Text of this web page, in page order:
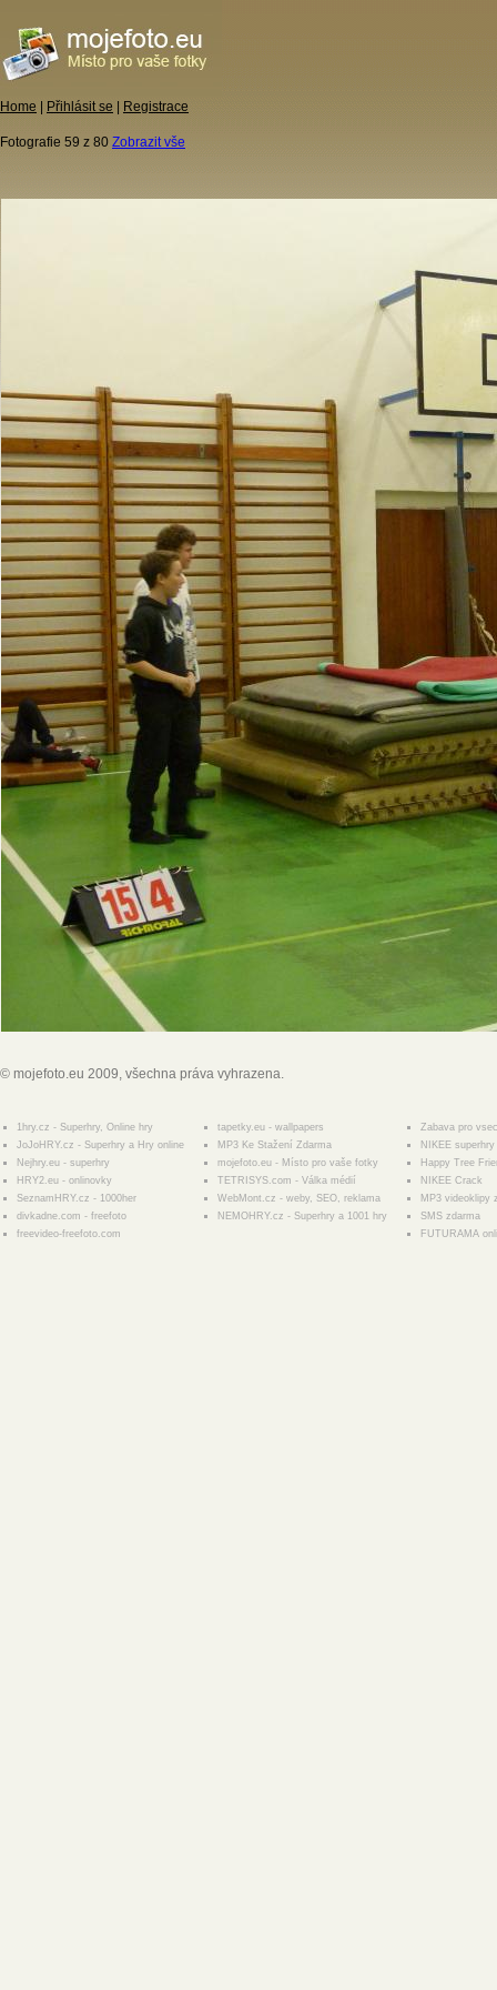
Home Přihlásit se Registrace
Fotografie 59 z 80 Zobrazit vše
© mojefoto.eu 2009, všechna práva vyhrazena.
1hry.cz - Superhry, Online hry
JoJoHRY.cz - Superhry a Hry online
Nejhry.eu - superhry
HRY2.eu - onlinovky
SeznamHRY.cz - 1000her
divkadne.com - freefoto
freevideo-freefoto.com
tapetky.eu - wallpapers
MP3 Ke Stažení Zdarma
mojefoto.eu - Místo pro vaše fotky
TETRISYS.com - Válka médií
WebMont.cz - weby, SEO, reklama
NEMOHRY.cz - Superhry a 1001 hry
Zabava pro
NIKEE superhry
Happy Tree
NIKEE Crack
MP3 videoklipy
SMS zdarma
FUTURAMA